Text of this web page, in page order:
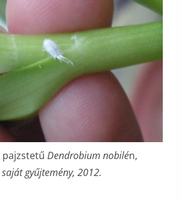
pajzstetű Dendrobium nobilén,
saját gyűjtemény, 2012.